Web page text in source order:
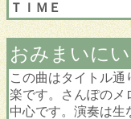
ＴＩＭＥ
おみまいにい
この曲はタイトル
楽です。さんぽのメ
中心です。演奏は生